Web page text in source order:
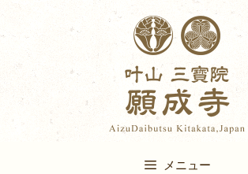
to
content
メニュー